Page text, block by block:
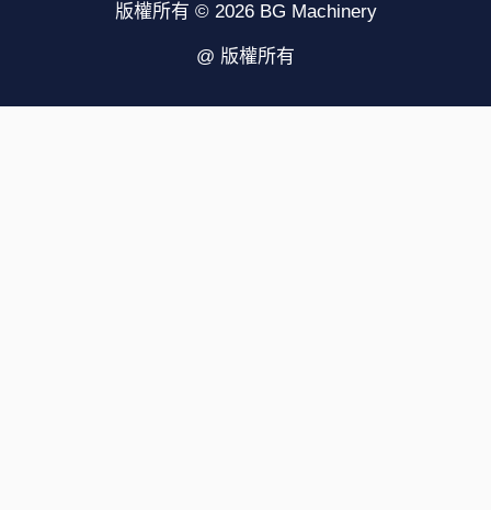
版權所有 © 2026 BG Machinery
@ 版權所有